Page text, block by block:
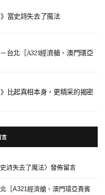
當史詩失去了魔法
台北［A321經濟艙、澳門環亞
比起真相本身，更精采的揭密
言
詩失去了魔法〉發佈留言
［A321經濟艙、澳門環亞貴賓